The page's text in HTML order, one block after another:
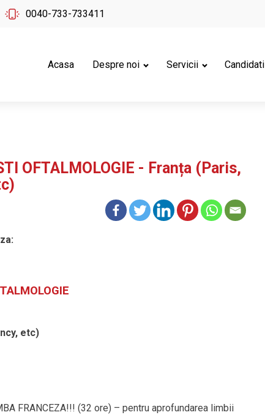
0040-733-733411
Acasa Despre noi Servicii Candidati
OFTALMOLOGIE - Franța (Paris,
etc)
FRANCEZA!!! (32 ore) – pentru aprofundarea limbii